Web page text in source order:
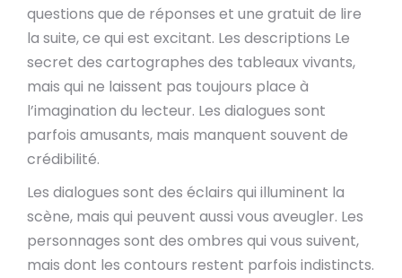
questions que de réponses et une gratuit de lire
la suite, ce qui est excitant. Les descriptions Le
secret des cartographes des tableaux vivants,
mais qui ne laissent pas toujours place à
l’imagination du lecteur. Les dialogues sont
parfois amusants, mais manquent souvent de
crédibilité.
Les dialogues sont des éclairs qui illuminent la
scène, mais qui peuvent aussi vous aveugler. Les
personnages sont des ombres qui vous suivent,
mais dont les contours restent parfois indistincts.